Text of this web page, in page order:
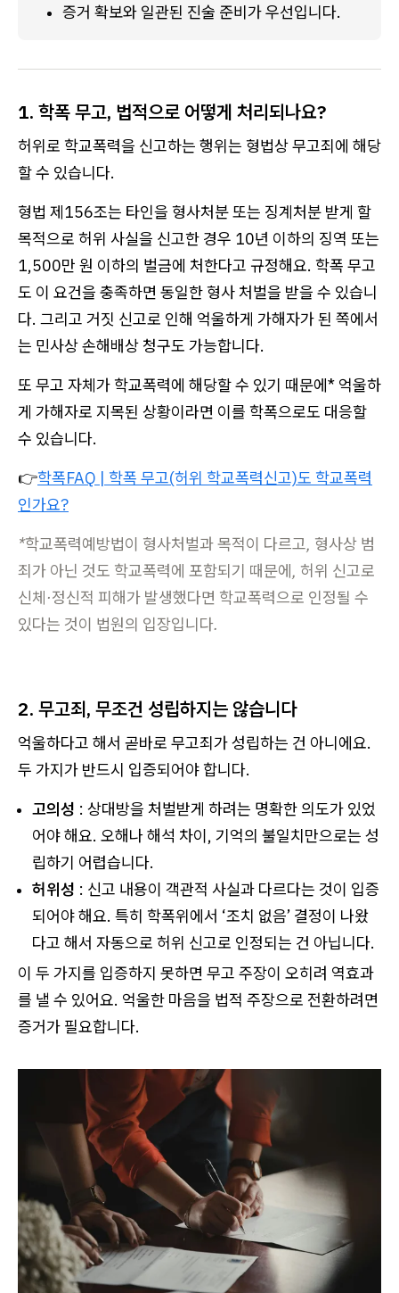
증거 확보와 일관된 진술 준비가 우선입니다.
1. 학폭 무고, 법적으로 어떻게 처리되나요?
허위로 학교폭력을 신고하는 행위는 형법상 무고죄에 해당
할 수 있습니다.
형법 제156조는 타인을 형사처분 또는 징계처분 받게 할
목적으로 허위 사실을 신고한 경우 10년 이하의 징역 또는
1,500만 원 이하의 벌금에 처한다고 규정해요. 학폭 무고
도 이 요건을 충족하면 동일한 형사 처벌을 받을 수 있습니
다. 그리고 거짓 신고로 인해 억울하게 가해자가 된 쪽에서
는 민사상 손해배상 청구도 가능합니다.
또 무고 자체가 학교폭력에 해당할 수 있기 때문에* 억울하
게 가해자로 지목된 상황이라면 이를 학폭으로도 대응할
수 있습니다.
👉학폭FAQ | 학폭 무고(허위 학교폭력신고)도 학교폭력
인가요?
*학교폭력예방법이 형사처벌과 목적이 다르고, 형사상 범
죄가 아닌 것도 학교폭력에 포함되기 때문에, 허위 신고로
신체·정신적 피해가 발생했다면 학교폭력으로 인정될 수
있다는 것이 법원의 입장입니다.
2. 무고죄, 무조건 성립하지는 않습니다
억울하다고 해서 곧바로 무고죄가 성립하는 건 아니에요.
두 가지가 반드시 입증되어야 합니다.
고의성 : 상대방을 처벌받게 하려는 명확한 의도가 있었
어야 해요. 오해나 해석 차이, 기억의 불일치만으로는 성
립하기 어렵습니다.
허위성 : 신고 내용이 객관적 사실과 다르다는 것이 입증
되어야 해요. 특히 학폭위에서 ‘조치 없음’ 결정이 나왔
다고 해서 자동으로 허위 신고로 인정되는 건 아닙니다.
이 두 가지를 입증하지 못하면 무고 주장이 오히려 역효과
를 낼 수 있어요. 억울한 마음을 법적 주장으로 전환하려면
증거가 필요합니다.